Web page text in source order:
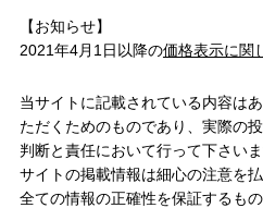
【お知らせ】
2021年4月1日以降の価格表示に関
当サイトに記載されている内容は
ただくためのものであり、実際の
判断と責任において行って下さい
サイトの掲載情報は細心の注意を
全ての情報の正確性を保証するも